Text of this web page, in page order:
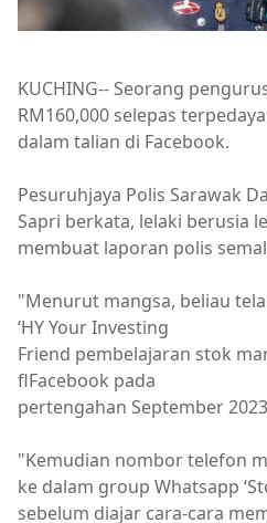
KUCHING-- Seorang
RM160,000 selepas
dalam talian di Facebook.
Pesuruhjaya Polis Sarawak
Sapri berkata, lelaki berusia
membuat laporan polis
"Menurut mangsa, beliau
‘HY Your Investing
Friend pembelajaran stok
flFacebook pada
pertengahan September
"Kemudian nombor telefon
ke dalam group Whatsapp
sebelum diajar cara-cara